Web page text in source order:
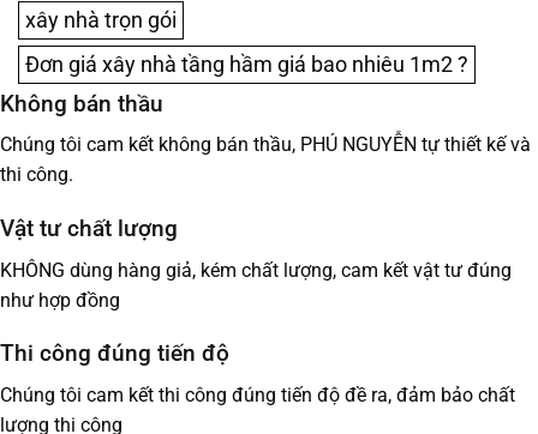
xây nhà trọn gói
Đơn giá xây nhà tầng hầm giá bao nhiêu 1m2 ?
Không bán thầu
Chúng tôi cam kết không bán thầu, PHÚ NGUYỄN tự thiết kế và
thi công.
Vật tư chất lượng
KHÔNG dùng hàng giả, kém chất lượng, cam kết vật tư đúng
như hợp đồng
Thi công đúng tiến độ
Chúng tôi cam kết thi công đúng tiến độ đề ra, đảm bảo chất
lượng thi công